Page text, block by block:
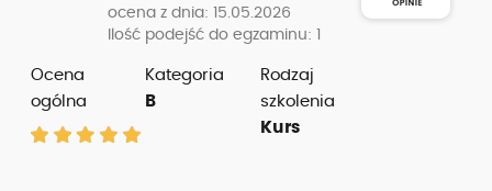
ocena z dnia: 15.05.2026
Ilość podejść do egzaminu: 1
Ocena
ogólna
Kategoria
B
Rodzaj
szkolenia
Kurs